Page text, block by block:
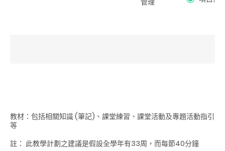
教材：包括相關知識 (筆記)、課堂練習、課堂活動及專題活動指引
等
註： 此教學計劃之建議是假設全學年有33周，而每節40分鐘